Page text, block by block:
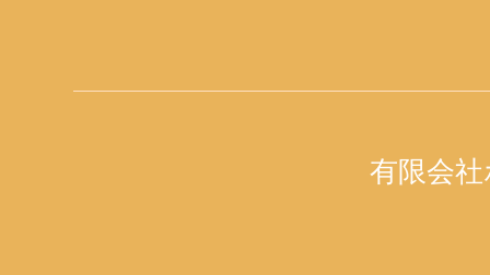
有限会